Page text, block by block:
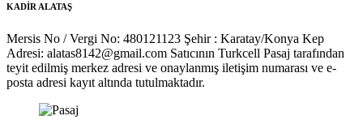
KADİR ALATAŞ
Mersis No / Vergi No: 480121123 Şehir : Karatay/Konya Kep
Adresi: alatas8142@gmail.com Satıcının Turkcell Pasaj tarafından
teyit edilmiş merkez adresi ve onaylanmış iletişim numarası ve e-
posta adresi kayıt altında tutulmaktadır.